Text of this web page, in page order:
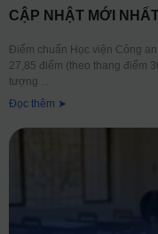
CẬP NHẬT MỚI
Điểm chuẩn Học viện Công
27,85 điểm (theo thang điểm
tượng
Đọc thêm ➤